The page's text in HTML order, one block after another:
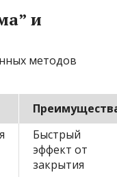
и
методов
Быстрый
эффект от
закрытия